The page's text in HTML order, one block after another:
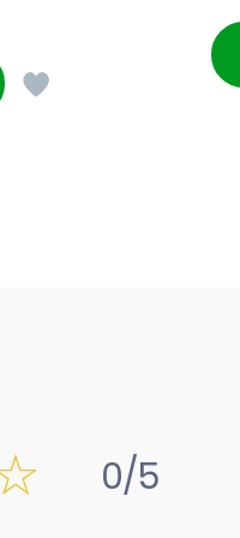
0/5